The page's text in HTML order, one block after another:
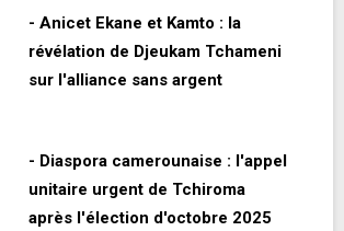
- Anicet Ekane et Kamto : la
révélation de Djeukam Tchameni
sur l'alliance sans argent
- Diaspora camerounaise : l'appel
unitaire urgent de Tchiroma
après l'élection d'octobre 2025